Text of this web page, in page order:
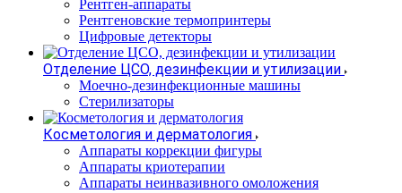
Рентген-аппараты
Рентгеновские термопринтеры
Цифровые детекторы
Отделение ЦСО, дезинфекции и утилизации
Моечно-дезинфекционные машины
Стерилизаторы
Косметология и дерматология
Аппараты коррекции фигуры
Аппараты криотерапии
Аппараты неинвазивного омоложения